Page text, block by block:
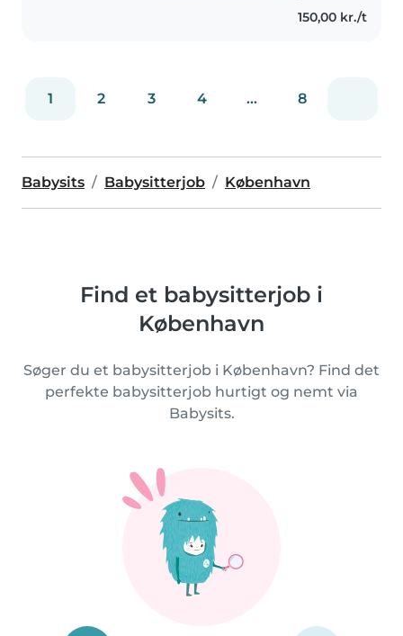
150,00 kr./t
1 2 3 4 ... 8
Babysits Babysitterjob København
Find et babysitterjob i
København
Søger du et babysitterjob i København? Find det
perfekte babysitterjob hurtigt og nemt via
Babysits.